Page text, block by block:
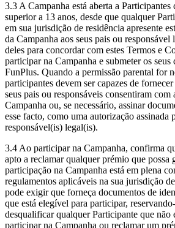
3.3 A Campanha está aberta a
superior a 13 anos, desde que qualquer
em sua jurisdição de residência apresente
da Campanha aos seus pais ou responsável
deles para concordar com estes Termos e
participar na Campanha e submeter os seus
FunPlus. Quando a permissão parental for
participantes devem ser capazes de
seus pais ou responsáveis consentiram com
Campanha ou, se necessário, assinar
esse facto, como uma autorização assinada
responsável(is) legal(is).
3.4 Ao participar na Campanha, confirma
apto a reclamar qualquer prémio que possa
participação na Campanha está em plena
regulamentos aplicáveis na sua jurisdição
pode exigir que forneça documentos de
que está elegível para participar,
desqualificar qualquer Participante que não
participar na Campanha ou reclamar um